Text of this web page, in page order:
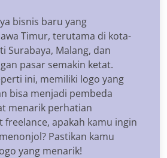
bisnis baru yang
Timur, terutama di kota-
Surabaya, Malang, dan
pasar semakin ketat.
ini, memiliki logo yang
bisa menjadi pembeda
menarik perhatian
freelance, apakah kamu ingin
Pastikan kamu
yang menarik!